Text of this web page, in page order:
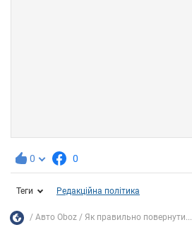
0 0
Теги Редакційна політика
Авто Oboz Як правильно повернути...